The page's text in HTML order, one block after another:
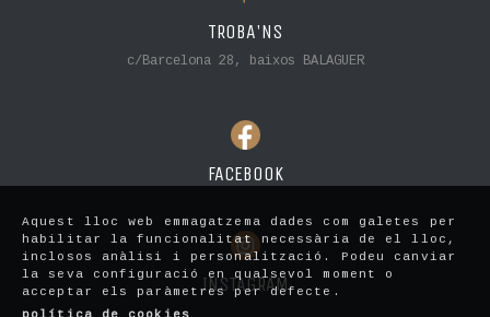
TROBA'NS
c/Barcelona 28, baixos BALAGUER
FACEBOOK
INSTAGRAM
Aquest lloc web emmagatzema dades com galetes per
habilitar la funcionalitat necessària de el lloc,
inclosos anàlisi i personalització. Podeu canviar
la seva configuració en qualsevol moment o
acceptar els paràmetres per defecte.